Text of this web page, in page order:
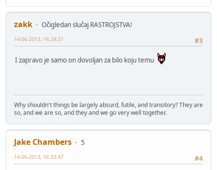
zakk
Očigledan slučaj RASTROJSTVA!
#3
14-06-2013, 16:28:21
I zapravo je samo on dovoljan za bilo koju temu
Why shouldn't things be largely absurd, futile, and transitory? They are
so, and we are so, and they and we go very well together.
Jake Chambers
5
#4
14-06-2013, 16:33:47